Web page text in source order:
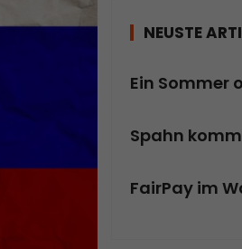
NEUSTE
Ein Sommer
Spahn
FairPay im